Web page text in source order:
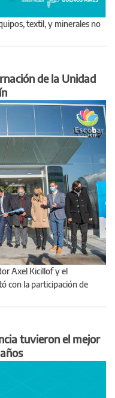
de la Unidad
con la participación de
tuvieron el mejor